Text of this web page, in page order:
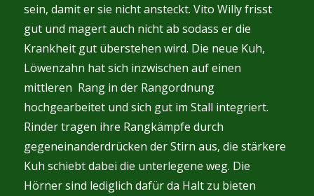
sein, damit er sie nicht ansteckt. Vito Willy frisst
gut und magert auch nicht ab sodass er die
Krankheit gut überstehen wird. Die neue Kuh,
Löwenzahn hat sich inzwischen auf einen
mittleren Rang in der Rangordnung
hochgearbeitet und sich gut im Stall integriert.
Rinder tragen ihre Rangkämpfe durch
gegeneinanderdrücken der Stirn aus, die stärkere
Kuh schiebt dabei die unterlegene weg. Die
Hörner sind lediglich dafür da Halt zu bieten